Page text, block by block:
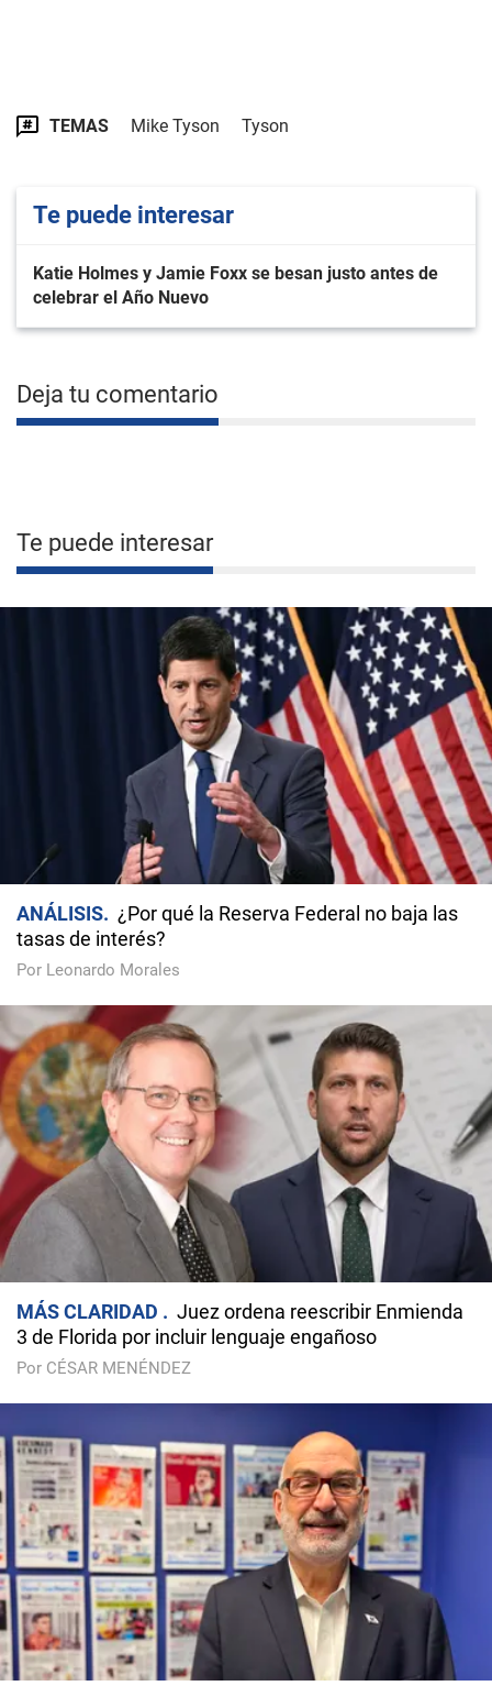
TEMAS Mike Tyson Tyson
Te puede interesar
Katie Holmes y Jamie Foxx se besan justo antes de
celebrar el Año Nuevo
Deja tu comentario
Te puede interesar
ANÁLISIS
¿Por qué la Reserva Federal no baja las
tasas de interés?
Por Leonardo Morales
MÁS CLARIDAD
Juez ordena reescribir Enmienda
3 de Florida por incluir lenguaje engañoso
Por CÉSAR MENÉNDEZ